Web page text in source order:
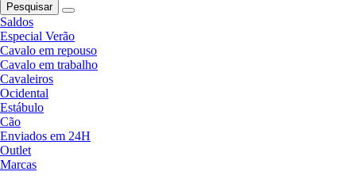
Pesquisar
Saldos
Especial Verão
Cavalo em repouso
Cavalo em trabalho
Cavaleiros
Ocidental
Estábulo
Cão
Enviados em 24H
Outlet
Marcas